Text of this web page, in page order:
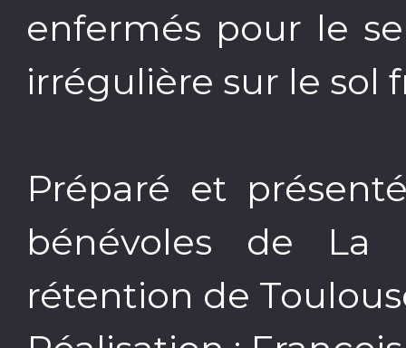
enfermés pour le
irrégulière sur le sol
Préparé et
bénévoles de
rétention de